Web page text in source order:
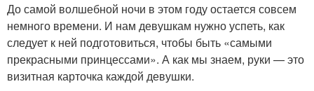
До самой волшебной ночи в этом году остается совсем
немного времени. И нам девушкам нужно успеть, как
следует к ней подготовиться, чтобы быть «самыми
прекрасными принцессами». А как мы знаем, руки — это
визитная карточка каждой девушки.